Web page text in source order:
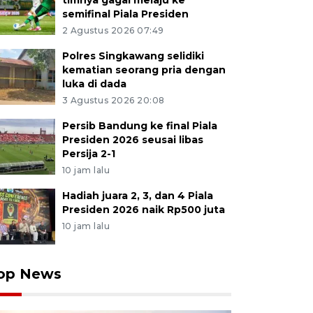
semifinal Piala Presiden
2 Agustus 2026 07:49
Polres Singkawang selidiki
kematian seorang pria dengan
luka di dada
3 Agustus 2026 20:08
Persib Bandung ke final Piala
Presiden 2026 seusai libas
Persija 2-1
10 jam lalu
Hadiah juara 2, 3, dan 4 Piala
Presiden 2026 naik Rp500 juta
10 jam lalu
News